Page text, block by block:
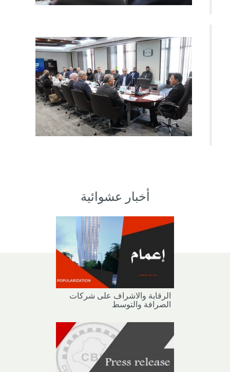
أخبار عشوائية
الرقابة والاشراف على شركات
الصرافة والتوسط